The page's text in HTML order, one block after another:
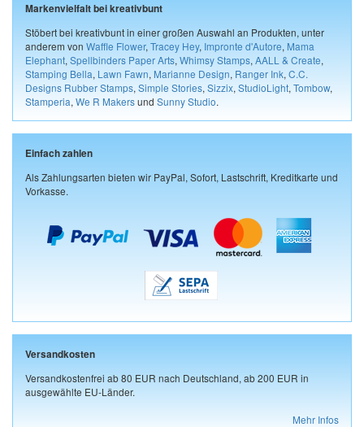
Markenvielfalt bei kreativbunt
Stöbert bei kreativbunt in einer großen Auswahl an Produkten, unter
anderem von Waffle Flower, Tracey Hey, Impronte d'Autore, Mama
Elephant, Spellbinders Paper Arts, Whimsy Stamps, AALL & Create,
Stamping Bella, Lawn Fawn, Marianne Design, Ranger Ink, C.C.
Designs Rubber Stamps, Simple Stories, Sizzix, StudioLight, Tombow,
Stamperia, We R Makersund Sunny Studio.
Einfach zahlen
Als Zahlungsarten bieten wir PayPal, Sofort, Lastschrift, Kreditkarte und
Vorkasse.
Versandkosten
Versandkostenfrei ab 80 EUR nach Deutschland, ab 200 EUR in
ausgewählte EU-Länder.
Mehr Infos